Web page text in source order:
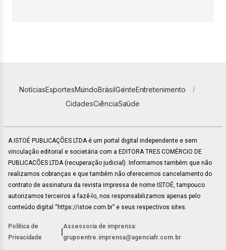
NotíciasEsportesMundoBrasilGenteEntretenimento
CidadesCiênciaSaúde
A ISTOÉ PUBLICAÇÕES LTDA é um portal digital independente e sem
vinculação editorial e societária com a EDITORA TRES COMÉRCIO DE
PUBLICACÕES LTDA (recuperação judicial). Informamos também que não
realizamos cobranças e que também não oferecemos cancelamento do
contrato de assinatura da revista impressa de nome ISTOÉ, tampouco
autorizamos terceiros a fazê-lo, nos responsabilizamos apenas pelo
conteúdo digital “https://istoe.com.br” e seus respectivos sites.
Política de
Privacidade
Assessoria de imprensa:
grupoentre.imprensa@agenciafr.com.br